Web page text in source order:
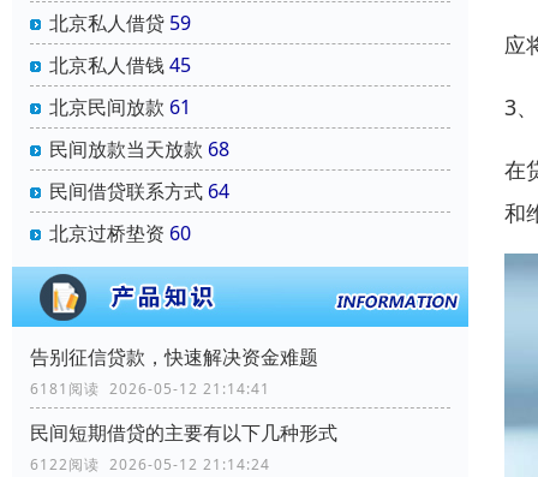
北京私人借贷 59
北京私人借钱45
北京民间放款 61
民间放款当天放款 68
民间借贷联系方式 64
北京过桥垫资 60
告别征信贷款，快速解决资金难题
6181阅读 2026-05-12 21:14:41
民间短期借贷的主要有以下几种形式
6122阅读 2026-05-12 21:14:24
应
3
在
和